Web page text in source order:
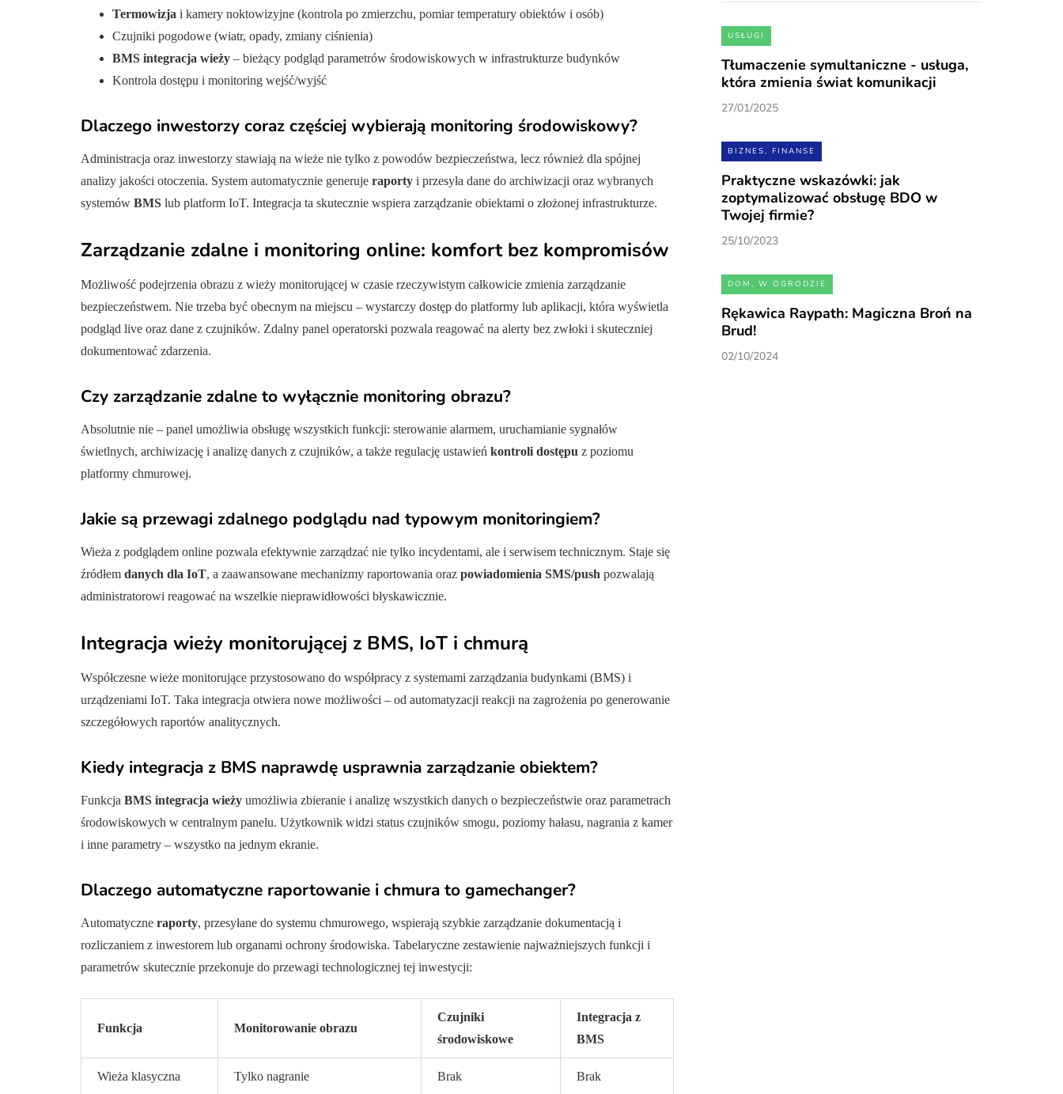
Termowizja i kamery noktowizyjne (kontrola po zmierzchu, pomiar temperatury obiektów i osób)
Czujniki pogodowe (wiatr, opady, zmiany ciśnienia)
BMS integracja wieży – bieżący podgląd parametrów środowiskowych w infrastrukturze budynków
Kontrola dostępu i monitoring wejść/wyjść
Dlaczego inwestorzy coraz częściej wybierają monitoring środowiskowy?
Administracja oraz inwestorzy stawiają na wieże nie tylko z powodów bezpieczeństwa, lecz również dla spójnej
analizy jakości otoczenia. System automatycznie generuje raporty i przesyła dane do archiwizacji oraz wybranych
systemów BMS lub platform IoT. Integracja ta skutecznie wspiera zarządzanie obiektami o złożonej infrastrukturze.
Zarządzanie zdalne i monitoring online: komfort bez kompromisów
Możliwość podejrzenia obrazu z wieży monitorującej w czasie rzeczywistym całkowicie zmienia zarządzanie
bezpieczeństwem. Nie trzeba być obecnym na miejscu – wystarczy dostęp do platformy lub aplikacji, która wyświetla
podgląd live oraz dane z czujników. Zdalny panel operatorski pozwala reagować na alerty bez zwłoki i skuteczniej
dokumentować zdarzenia.
Czy zarządzanie zdalne to wyłącznie monitoring obrazu?
Absolutnie nie – panel umożliwia obsługę wszystkich funkcji: sterowanie alarmem, uruchamianie sygnałów
świetlnych, archiwizację i analizę danych z czujników, a także regulację ustawień kontroli dostępu z poziomu
platformy chmurowej.
Jakie są przewagi zdalnego podglądu nad typowym monitoringiem?
Wieża z podglądem online pozwala efektywnie zarządzać nie tylko incydentami, ale i serwisem technicznym. Staje się
źródłem danych dla IoT, a zaawansowane mechanizmy raportowania oraz powiadomienia SMS/push pozwalają
administratorowi reagować na wszelkie nieprawidłowości błyskawicznie.
Integracja wieży monitorującej z BMS, IoT i chmurą
Współczesne wieże monitorujące przystosowano do współpracy z systemami zarządzania budynkami (BMS) i
urządzeniami IoT. Taka integracja otwiera nowe możliwości – od automatyzacji reakcji na zagrożenia po generowanie
szczegółowych raportów analitycznych.
Kiedy integracja z BMS naprawdę usprawnia zarządzanie obiektem?
Funkcja BMS integracja wieży umożliwia zbieranie i analizę wszystkich danych o bezpieczeństwie oraz parametrach
środowiskowych w centralnym panelu. Użytkownik widzi status czujników smogu, poziomy hałasu, nagrania z kamer
i inne parametry – wszystko na jednym ekranie.
Dlaczego automatyczne raportowanie i chmura to gamechanger?
Automatyczne raporty, przesyłane do systemu chmurowego, wspierają szybkie zarządzanie dokumentacją i
rozliczaniem z inwestorem lub organami ochrony środowiska. Tabelaryczne zestawienie najważniejszych funkcji i
parametrów skutecznie przekonuje do przewagi technologicznej tej inwestycji:
Funkcja Monitorowanie obrazu
Czujniki
środowiskowe
Integracja z
BMS
Wieża klasyczna Tylko nagranie Brak Brak
USŁUGI
Tłumaczenie symultaniczne - usługa,
która zmienia świat komunikacji
27/01/2025
BIZNES, FINANSE
Praktyczne wskazówki: jak
zoptymalizować obsługę BDO w
Twojej firmie?
25/10/2023
DOM, W OGRODZIE
Rękawica Raypath: Magiczna Broń na
Brud!
02/10/2024